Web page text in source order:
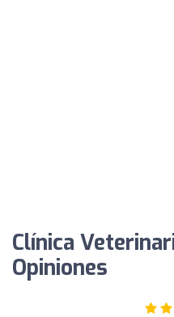
Clínica
Opiniones